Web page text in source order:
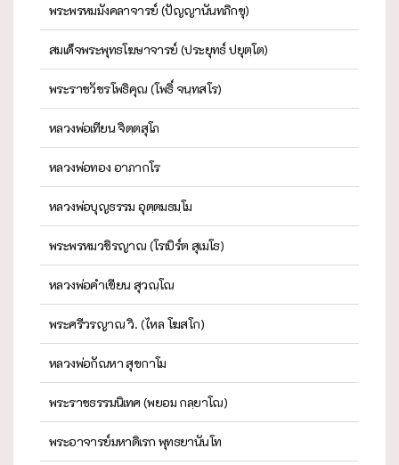
พระพรหมมังคลาจารย์ (ปัญญานันทภิกขุ)
สมเด็จพระพุทธโฆษาจารย์ (ประยุทธ์ ปยุตฺโต)
พระราชวัชรโพธิคุณ (โพธิ์ จนฺทสโร)
หลวงพ่อเทียน จิตฺตสุโภ
หลวงพ่อทอง อาภากโร
หลวงพ่อบุญธรรม อุตฺตมธมฺโม
พระพรหมวชิรญาณ (โรเบิร์ต สุเมโธ)
หลวงพ่อคำเขียน สุวณฺโณ
พระศรีวรญาณ วิ. (ไหล โฆสโก)
หลวงพ่อกัณหา สุขกาโม
พระราชธรรมนิเทศ (พยอม กลฺยาโณ)
พระอาจารย์มหาดิเรก พุทธยานันโท